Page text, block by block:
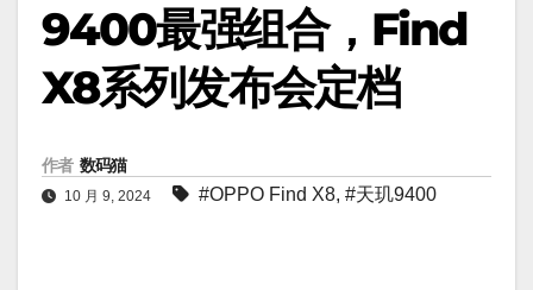
9400最强组合，Find
X8系列发布会定档
作者 数码猫
10 月 9, 2024 #OPPO Find X8, #天玑9400